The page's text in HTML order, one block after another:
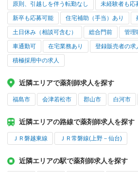
原則、引越しを伴う転勤なし 未経験者も応
新卒も応募可能 住宅補助（手当）あり
土日休み（相談可含む） 総合門前 管理
車通勤可 在宅業務あり 登録販売者の求
積極採用中の求人
近隣エリアで薬剤師求人を探す
福島市 会津若松市 郡山市 白河市
近隣エリアの路線で薬剤師求人を探す
ＪＲ磐越東線 ＪＲ常磐線(上野－仙台)
近隣エリアの駅で薬剤師求人を探す